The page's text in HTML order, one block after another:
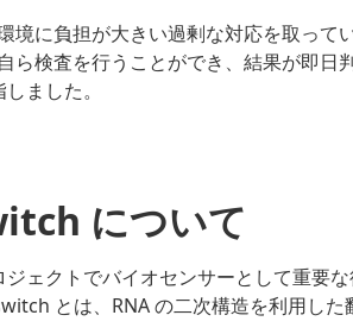
境に負担が大きい過剰な対応を取っ
ら検査を行うことができ、結果が即
ました。
について
ジェクトでバイオセンサーとして重要
とは、RNA の二次構造を利用した